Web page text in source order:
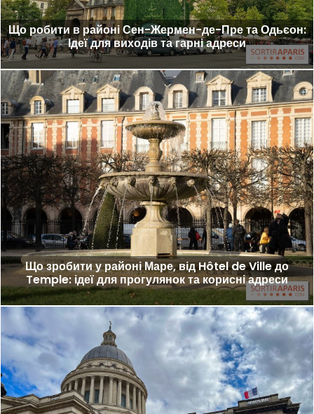
Що робити в районі Сен-Жермен-де-Пре та Одьєон:
Ідеї для виходів та гарні адреси
Що зробити у районі Маре, від Hôtel de Ville до
Temple: ідеї для прогулянок та корисні адреси